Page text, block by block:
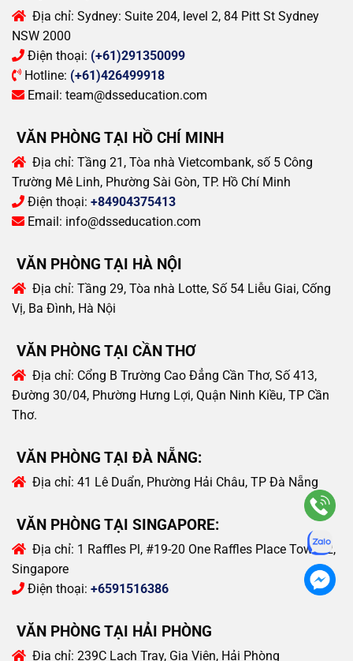
Địa chỉ: Sydney: Suite 204, level 2, 84 Pitt St Sydney
NSW 2000
Điện thoại: (+61)291350099
Hotline: (+61)426499918
Email: team@dsseducation.com
VĂN PHÒNG TẠI HỒ CHÍ MINH
Địa chỉ: Tầng 21, Tòa nhà Vietcombank, số 5 Công
Trường Mê Linh, Phường Sài Gòn, TP. Hồ Chí Minh
Điện thoại: +84904375413
Email: info@dsseducation.com
VĂN PHÒNG TẠI HÀ NỘI
Địa chỉ: Tầng 29, Tòa nhà Lotte, Số 54 Liễu Giai, Cống
Vị, Ba Đình, Hà Nội
VĂN PHÒNG TẠI CẦN THƠ
Địa chỉ: Cổng B Trường Cao Đẳng Cần Thơ, Số 413,
Đường 30/04, Phường Hưng Lợi, Quận Ninh Kiều, TP Cần
Thơ.
VĂN PHÒNG TẠI ĐÀ NẴNG:
Địa chỉ: 41 Lê Duẩn, Phường Hải Châu, TP Đà Nẵng
VĂN PHÒNG TẠI SINGAPORE:
Địa chỉ: 1 Raffles Pl, #19-20 One Raffles Place Tower 2,
Singapore
Điện thoại: +6591516386
VĂN PHÒNG TẠI HẢI PHÒNG
Địa chỉ: 239C Lạch Tray, Gia Viên, Hải Phòng